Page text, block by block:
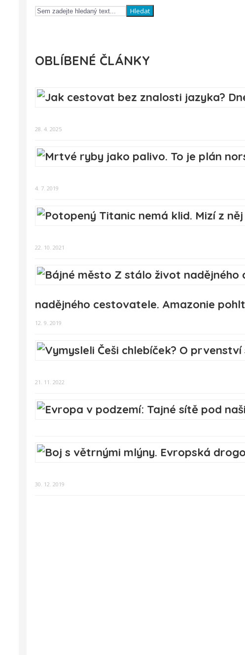
Hledat
OBLÍBENÉ ČLÁNKY
28. 4. 2025
4. 7. 2019
22. 10. 2021
nadějného cestovatele. Amazonie
12. 9. 2019
21. 11. 2022
30. 12. 2019